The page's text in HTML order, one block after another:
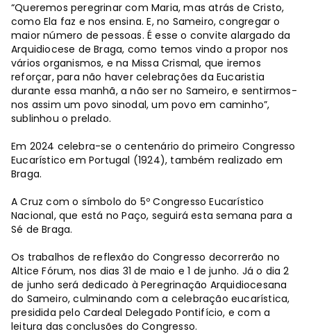
“Queremos peregrinar com Maria, mas atrás de Cristo,
como Ela faz e nos ensina. E, no Sameiro, congregar o
maior número de pessoas. É esse o convite alargado da
Arquidiocese de Braga, como temos vindo a propor nos
vários organismos, e na Missa Crismal, que iremos
reforçar, para não haver celebrações da Eucaristia
durante essa manhã, a não ser no Sameiro, e sentirmos-
nos assim um povo sinodal, um povo em caminho”,
sublinhou o prelado.
Em 2024 celebra-se o centenário do primeiro Congresso
Eucarístico em Portugal (1924), também realizado em
Braga.
A Cruz com o símbolo do 5º Congresso Eucarístico
Nacional, que está no Paço, seguirá esta semana para a
Sé de Braga.
Os trabalhos de reflexão do Congresso decorrerão no
Altice Fórum, nos dias 31 de maio e 1 de junho. Já o dia 2
de junho será dedicado à Peregrinação Arquidiocesana
do Sameiro, culminando com a celebração eucarística,
presidida pelo Cardeal Delegado Pontifício, e com a
leitura das conclusões do Congresso.